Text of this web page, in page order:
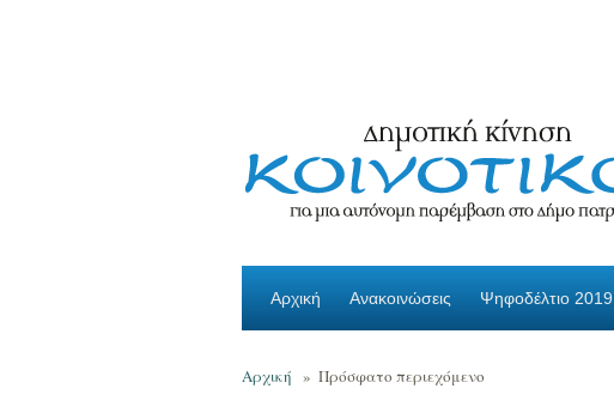
Αρχική Ανακοινώσεις Ψηφοδέλτιο 2019
Αρχική » Πρόσφατο περιεχόμενο